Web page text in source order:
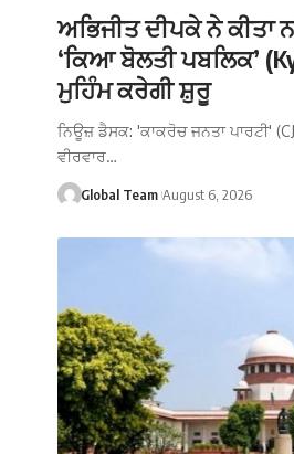
ਅਭਿਜੀਤ ਦੀਪਕੇ ਨੇ ਕੀਤਾ
‘ਕਿਆ ਬੋਲਤੀ ਪਬਲਿਕ’
ਮੁਹਿੰਮ ਕਰੇਗੀ ਸ਼ੁਰੂ
ਨਿਊਜ਼ ਡੈਸਕ: 'ਕਾਕਰੋਚ ਜਨਤਾ ਪਾਰਟੀ'
ਵੀਰਵਾਰ…
Global Team August 6, 2026